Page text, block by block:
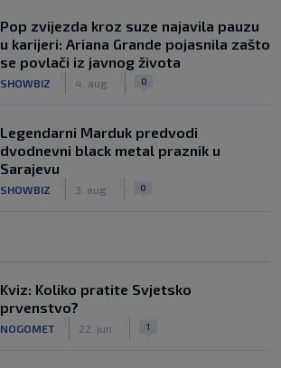
Pop zvijezda kroz suze najavila pauzu
u karijeri: Ariana Grande pojasnila zašto
se povlači iz javnog života
SHOWBIZ 4. aug. 0
Legendarni Marduk predvodi
dvodnevni black metal praznik u
Sarajevu
SHOWBIZ 3. aug. 0
Kviz: Koliko pratite Svjetsko
prvenstvo?
NOGOMET 22. jun. 1